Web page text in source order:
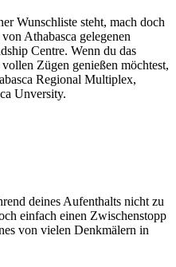
Wunschliste steht, mach doch
Athabasca gelegenen
Centre. Wenn du das
Zügen genießen möchtest,
Regional Multiplex,
Unversity.
deines Aufenthalts nicht zu
einfach einen Zwischenstopp
von vielen Denkmälern in